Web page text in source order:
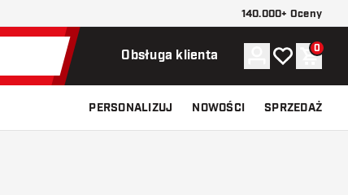
140.000+ Oceny
Obsługa klienta Konto
Moja listaKoszyk
0
PERSONALIZUJ NOWOŚCI SPRZEDAŻ